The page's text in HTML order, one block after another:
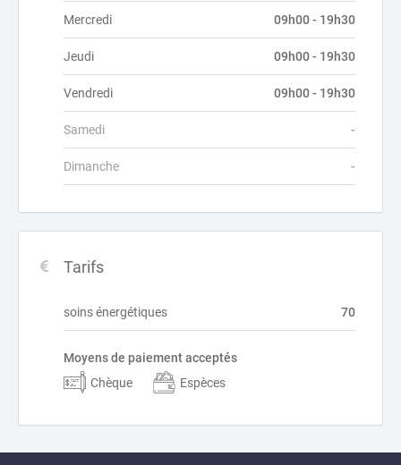
Mercredi 09h00 - 19h30
Jeudi 09h00 - 19h30
Vendredi 09h00 - 19h30
Samedi -
Dimanche -
Tarifs
soins énergétiques 70
Moyens de paiement acceptés
Chèque
Espèces